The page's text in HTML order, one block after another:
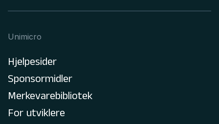
Unimicro
Hjelpesider
Sponsormidler
Merkevarebibliotek
For utviklere